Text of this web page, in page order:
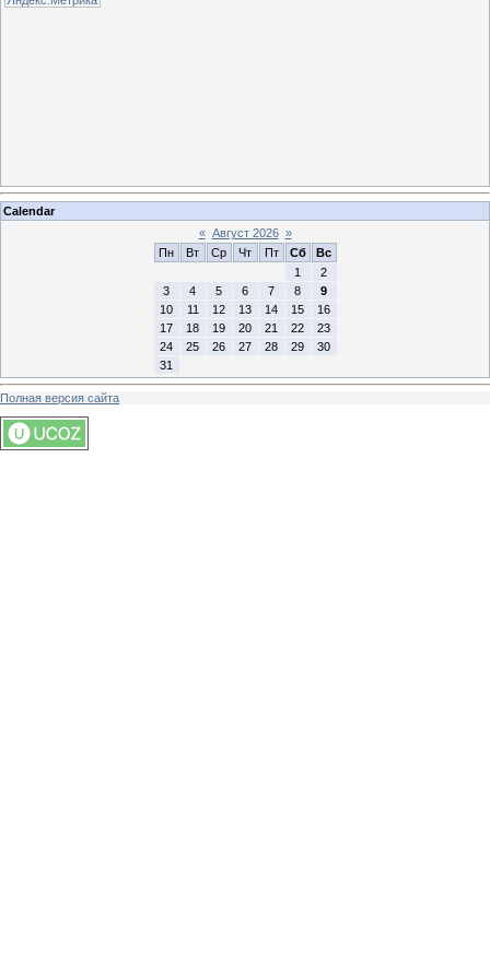
Calendar
« Август 2026 »
Пн
Вт Ср Чт Пт Сб
Вс
1
2
3
4 5 6 7 8
9
10
11 12 13 14 15
16
17
18 19 20 21 22
23
24
25 26 27 28 29
30
31
Полная версия сайта